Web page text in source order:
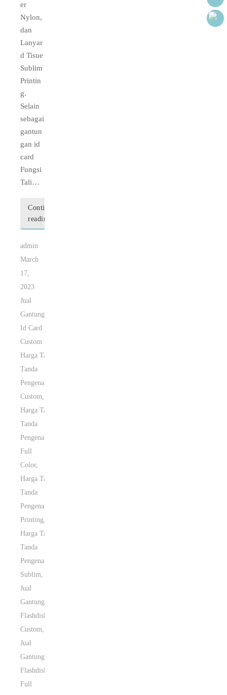
er
Nylon,
dan
Lanyar
d Tisue
Sublim
Printin
g.
Selain
sebagai
gantun
gan id
card
Fungsi
Tali…
Continue
reading
admin
March
17,
2023
Jual
Gantungan
Id Card
Custom
Harga Tali
Tanda
Pengenal
Custom
Harga Tali
Tanda
Pengenal
Full
Color,
Harga Tali
Tanda
Pengenal
Printing
Harga Tali
Tanda
Pengenal
Sublim
Jual
Gantungan
Flashdisk
Custom
Jual
Gantungan
Flashdisk
Full